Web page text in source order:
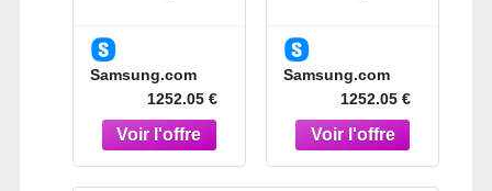
Titane 256 Go
Smartphone
IA Argent
Titane
Samsung.com
1252.05 €
Clair Titane
Smartphone
IA Bleu Clair
Titane
Samsung.com
1252.05 €